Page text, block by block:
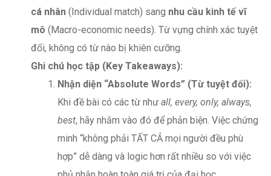
cá nhân (Individual match) sang nhu cầu kinh tế vĩ
mô (Macro-economic needs). Từ vựng chính xác tuyệt
đối, không có từ nào bị khiên cưỡng.
Ghi chú học tập (Key Takeaways):
Nhận diện “Absolute Words” (Từ tuyệt đối):
Khi đề bài có các từ như all, every, only, always,
best, hãy nhắm vào đó để phản biện. Việc chứng
minh “không phải TẤT CẢ mọi người đều phù
hợp” dễ dàng và logic hơn rất nhiều so với việc